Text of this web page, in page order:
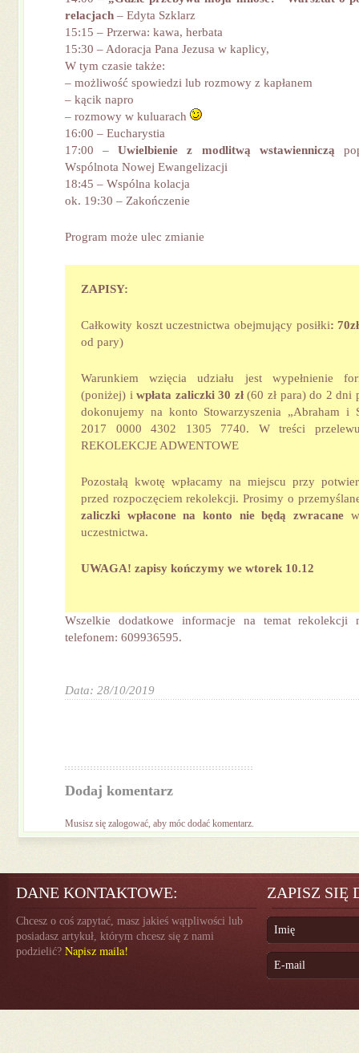
relacjach – Edyta Szklarz
15:15 – Przerwa: kawa, herbata
15:30 – Adoracja Pana Jezusa w kaplicy,
W tym czasie także:
– możliwość spowiedzi lub rozmowy z kapłanem
– kącik napro
– rozmowy w kuluarach
16:00 – Eucharystia
17:00 –Uwielbienie z modlitwą wstawienniczą
Wspólnota Nowej Ewangelizacji
18:45 – Wspólna kolacja
ok. 19:30 – Zakończenie
Program może ulec zmianie
ZAPISY:
Całkowity koszt uczestnictwa obejmujący posiłki:
od pary)
Warunkiem wzięcia udziału jest wypełnienie
(poniżej) iwpłata zaliczki 30 zł(60 zł para) do 2 dni
dokonujemy na konto Stowarzyszenia „Abraham i
2017 0000 4302 1305 7740. W treści
REKOLEKCJE ADWENTOWE
Pozostałą kwotę wpłacamy na miejscu przy
przed rozpoczęciem rekolekcji. Prosimy o
zaliczki wpłacone na konto nie będą zwracane
uczestnictwa.
UWAGA! zapisy kończymy we wtorek 10.12
Wszelkie dodatkowe informacje na temat rekolekcji
telefonem: 609936595.
Data: 28/10/2019
Dodaj komentarz
Musisz się zalogować, aby móc dodać komentarz.
DANE KONTAKTOWE:
Chcesz o coś zapytać, masz jakieś wątpliwości lub
posiadasz artykuł, którym chcesz się z nami
podzielić? Napisz maila!
ZAPISZ SIĘ